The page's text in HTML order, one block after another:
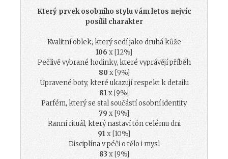
Který prvek osobního stylu vám letos nejvíc
posílil charakter
Kvalitní oblek, který sedí jako druhá kůže
106 x [12%]
Pečlivě vybrané hodinky, které vyprávějí příběh
80 x [9%]
Upravené boty, které ukazují respekt k detailu
81x [9%]
Parfém, který se stal součástí osobní identity
79 x [9%]
Ranní rituál, který nastaví tón celému dni
91x [10%]
Disciplína v péči o tělo i mysl
83 x [9%]